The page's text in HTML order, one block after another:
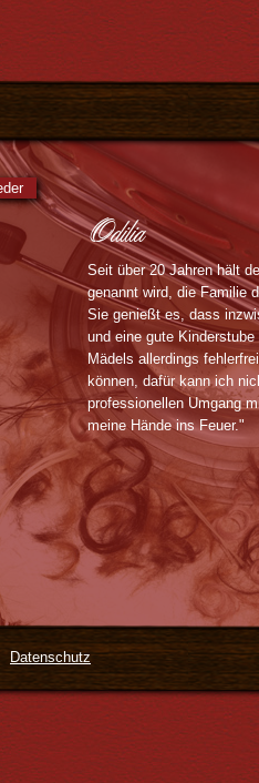
Odilia
Seit über 20 Jahren hält
genannt wird, die Familie
Sie genießt es, dass
und eine gute
Mädels allerdings
können, dafür kann ich
professionellen Umgang
meine Hände ins Feuer."
Datenschutz